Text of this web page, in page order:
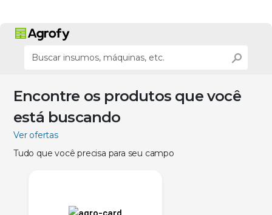
Encontre os produtos que você
está buscando
Ver ofertas
Tudo que você precisa para seu campo